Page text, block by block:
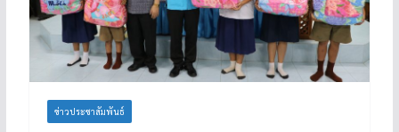
ข่าวประชาสัมพันธ์